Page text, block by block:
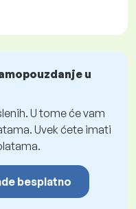
u
U tome će vam
Uvek ćete imati
besplatno